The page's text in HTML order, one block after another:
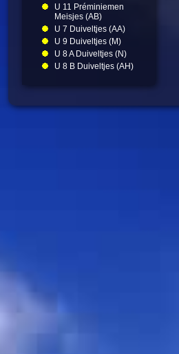
U 11 Préminiemen
Meisjes (AB)
U 7 Duiveltjes (AA)
U 9 Duiveltjes (M)
U 8 A Duiveltjes (N)
U 8 B Duiveltjes (AH)